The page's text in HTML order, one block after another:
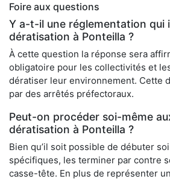
Foire aux questions
Y a-t-il une réglementation qui
dératisation à Ponteilla ?
À cette question la réponse sera
obligatoire pour les collectivités et
dératiser leur environnement. Cette
par des arrêtés préfectoraux.
Peut-on procéder soi-même
dératisation à Ponteilla ?
Bien qu’il soit possible de débuter
spécifiques, les terminer par contre
casse-tête. En plus de représenter